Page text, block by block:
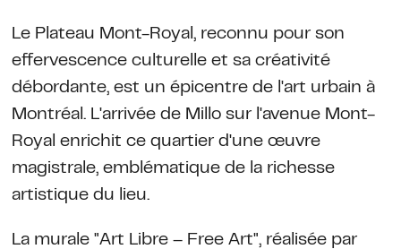
Le Plateau Mont-Royal, reconnu pour son
effervescence culturelle et sa créativité
débordante, est un épicentre de l'art urbain à
Montréal. L'arrivée de Millo sur l'avenue Mont-
Royal enrichit ce quartier d'une œuvre
magistrale, emblématique de la richesse
artistique du lieu.
La murale "Art Libre – Free Art", réalisée par